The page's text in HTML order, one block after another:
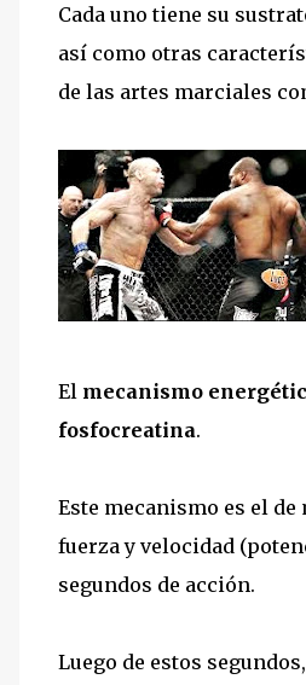
Cada uno tiene su
así como otras
de las artes marciales
El mecanismo
fosfocreatina.
Este mecanismo es el
fuerza y velocidad
segundos de acción.
Luego de estos